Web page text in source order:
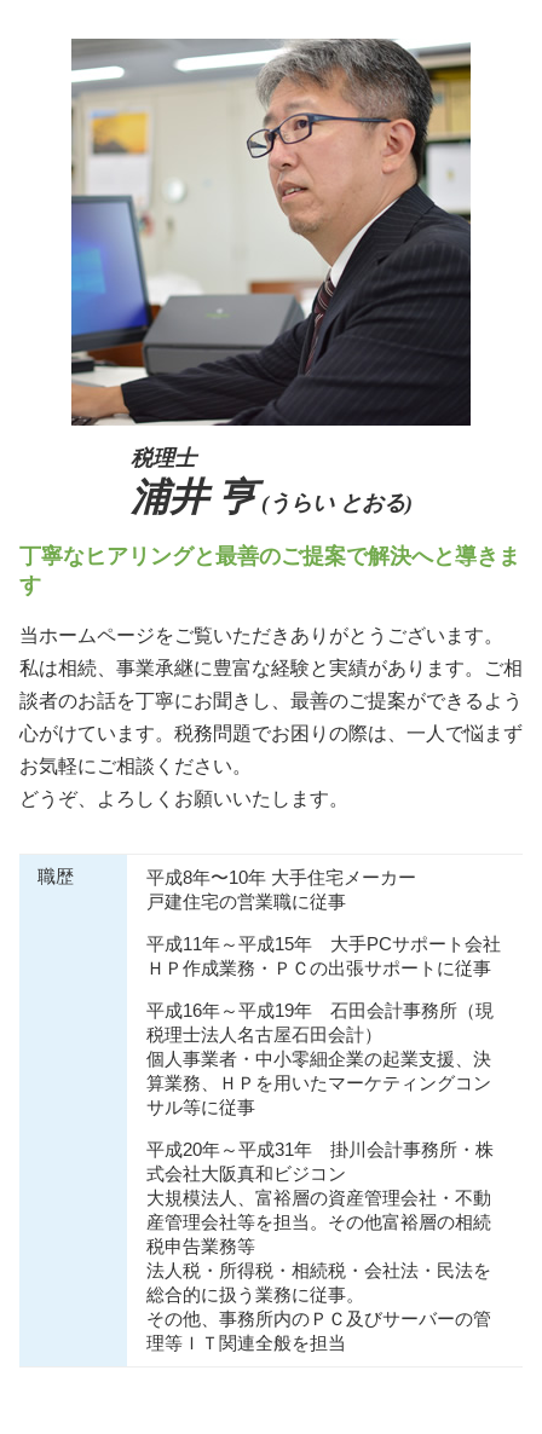
相続税 2割加算
住宅取得資金贈与 必要書類
相続時精算課税制度 手続き
贈与税 お尋ね
贈与税 住宅 非課税 申告
社長 後継者 募集
後継者 募集 飲食
事業承継 後継者募集
後継者 募集
自営業 後継者 募集
事業譲渡 従業員
事業承継税制 特例承継計画
相続 兵庫県
生前対策 吹田市
相続 阪神間
相続 奈良県
事業承継 京都府
生前対策 阪神間
生前対策 大阪府
生前対策 京都府
相続 大阪府
事業承継 奈良県
税理士
浦井 亨 (うらい とおる)
丁寧なヒアリングと最善のご提案で解決へと導きま
す
当ホームページをご覧いただきありがとうございます。
私は相続、事業承継に豊富な経験と実績があります。ご相
談者のお話を丁寧にお聞きし、最善のご提案ができるよう
心がけています。税務問題でお困りの際は、一人で悩まず
お気軽にご相談ください。
どうぞ、よろしくお願いいたします。
職歴
平成8年〜10年 大手住宅メーカー
戸建住宅の営業職に従事
平成11年～平成15年 大手PCサポート会社
ＨＰ作成業務・ＰＣの出張サポートに従事
平成16年～平成19年 石田会計事務所（現
税理士法人名古屋石田会計）
個人事業者・中小零細企業の起業支援、決
算業務、ＨＰを用いたマーケティングコン
サル等に従事
平成20年～平成31年 掛川会計事務所・株
式会社大阪真和ビジコン
大規模法人、富裕層の資産管理会社・不動
産管理会社等を担当。その他富裕層の相続
税申告業務等
法人税・所得税・相続税・会社法・⺠法を
総合的に扱う業務に従事。
その他、事務所内のＰＣ及びサーバーの管
理等ＩＴ関連全般を担当